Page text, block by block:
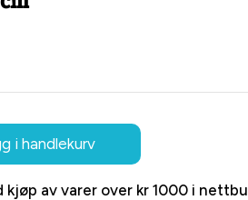
i handlekurv
kjøp av varer over kr 1000 i